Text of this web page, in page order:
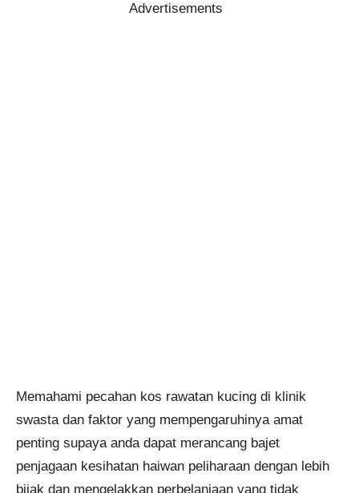
Advertisements
Memahami pecahan kos rawatan kucing di klinik
swasta dan faktor yang mempengaruhinya amat
penting supaya anda dapat merancang bajet
penjagaan kesihatan haiwan peliharaan dengan lebih
bijak dan mengelakkan perbelanjaan yang tidak